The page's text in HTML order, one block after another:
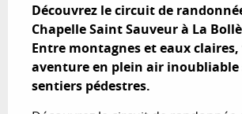
Découvrez le circuit de
Chapelle Saint Sauveur à La
Entre montagnes et eaux
aventure en plein air inoubliable
sentiers pédestres.